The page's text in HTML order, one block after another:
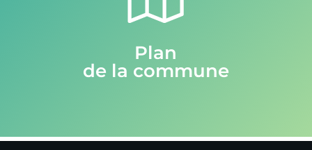
Plan
de la commune